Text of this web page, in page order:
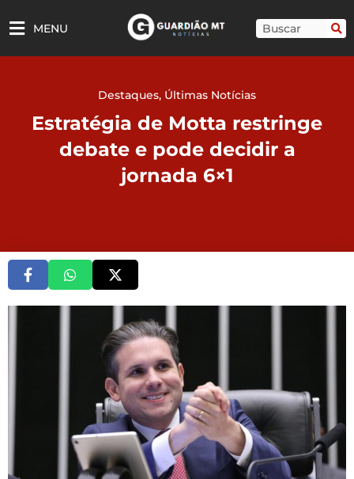
para
MENU Pesquisar
Destaques, Últimas Notícias
Estratégia de Motta restringe
debate e pode decidir a
jornada 6×1